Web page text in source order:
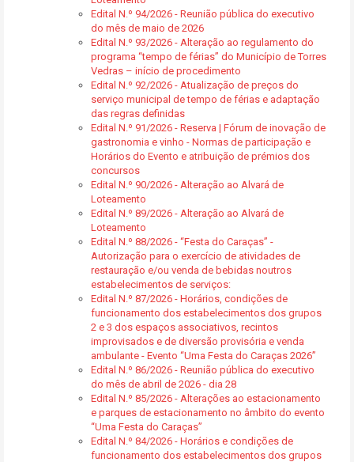
Edital N.º 94/2026 - Reunião pública do executivo
do mês de maio de 2026
Edital N.º 93/2026 - Alteração ao regulamento do
programa “tempo de férias” do Município de Torres
Vedras – início de procedimento
Edital N.º 92/2026 - Atualização de preços do
serviço municipal de tempo de férias e adaptação
das regras definidas
Edital N.º 91/2026 - Reserva | Fórum de inovação de
gastronomia e vinho - Normas de participação e
Horários do Evento e atribuição de prémios dos
concursos
Edital N.º 90/2026 - Alteração ao Alvará de
Loteamento
Edital N.º 89/2026 - Alteração ao Alvará de
Loteamento
Edital N.º 88/2026 - “Festa do Caraças” -
Autorização para o exercício de atividades de
restauração e/ou venda de bebidas noutros
estabelecimentos de serviços:
Edital N.º 87/2026 - Horários, condições de
funcionamento dos estabelecimentos dos grupos
2 e 3 dos espaços associativos, recintos
improvisados e de diversão provisória e venda
ambulante - Evento “Uma Festa do Caraças 2026”
Edital N.º 86/2026 - Reunião pública do executivo
do mês de abril de 2026 - dia 28
Edital N.º 85/2026 - Alterações ao estacionamento
e parques de estacionamento no âmbito do evento
“Uma Festa do Caraças”
Edital N.º 84/2026 - Horários e condições de
funcionamento dos estabelecimentos dos grupos